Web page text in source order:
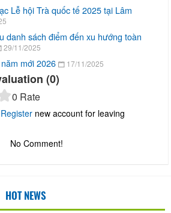
Lễ hội Trà quốc tế 2025 tại Lâm
danh sách điểm đến xu hướng toàn
29/11/2025
mới 2026 17/11/2025
(0)
0 Rate
Register new account for leaving
No Comment!
HOT NEWS